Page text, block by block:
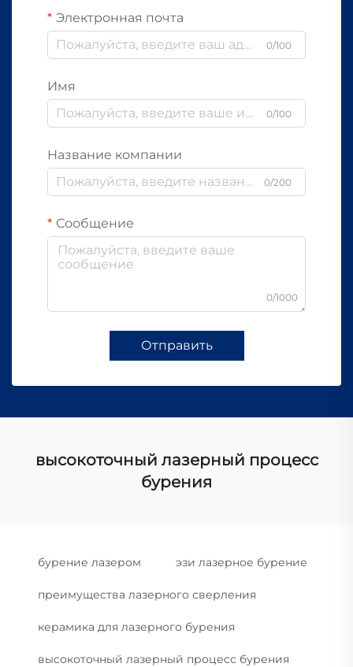
Электронная почта
0/100
Имя
0/100
Название компании
0/200
Сообщение
0/1000
Отправить
высокоточный лазерный процесс
бурения
бурение лазером эзи лазерное бурение
преимущества лазерного сверления
керамика для лазерного бурения
высокоточный лазерный процесс бурения